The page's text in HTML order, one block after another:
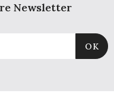
Newsletter